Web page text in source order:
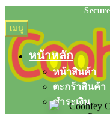
Skip
to
navigation
Skip
to
content
เมนู
หน้าหลัก
หน้าสินค้า
ตะกร้าสินค้า
ชำระเงิน